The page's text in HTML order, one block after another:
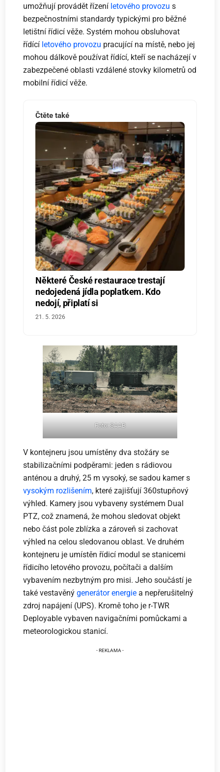
umožňují provádět řízení letového provozu s
bezpečnostními standardy typickými pro běžné
letištní řídicí věže. Systém mohou obsluhovat
řídící letového provozu pracující na místě, nebo jej
mohou dálkově používat řídící, kteří se nacházejí v
zabezpečené oblasti vzdálené stovky kilometrů od
mobilní řídicí věže.
Čtěte také
Některé České restaurace trestají
nedojedená jídla poplatkem. Kdo
nedojí, připlatí si
21. 5. 2026
Foto: SAAB
V kontejneru jsou umístěny dva stožáry se
stabilizačními podpěrami: jeden s rádiovou
anténou a druhý, 25 m vysoký, se sadou kamer s
vysokým rozlišením, které zajišťují 360stupňový
výhled. Kamery jsou vybaveny systémem Dual
PTZ, což znamená, že mohou sledovat objekt
nebo část pole zblízka a zároveň si zachovat
výhled na celou sledovanou oblast. Ve druhém
kontejneru je umístěn řídicí modul se stanicemi
řídicího letového provozu, počítači a dalším
vybavením nezbytným pro misi. Jeho součástí je
také vestavěnýgenerátor energie a nepřerušitelný
zdroj napájení (UPS). Kromě toho je r-TWR
Deployable vybaven navigačními pomůckami a
meteorologickou stanicí.